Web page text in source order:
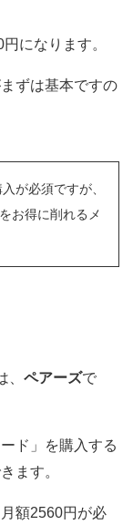
になります。
ずは基本ですの
が必須ですが、
お得に削れるメ
ペアーズで
ド」を購入する
ます。
額2560円が必